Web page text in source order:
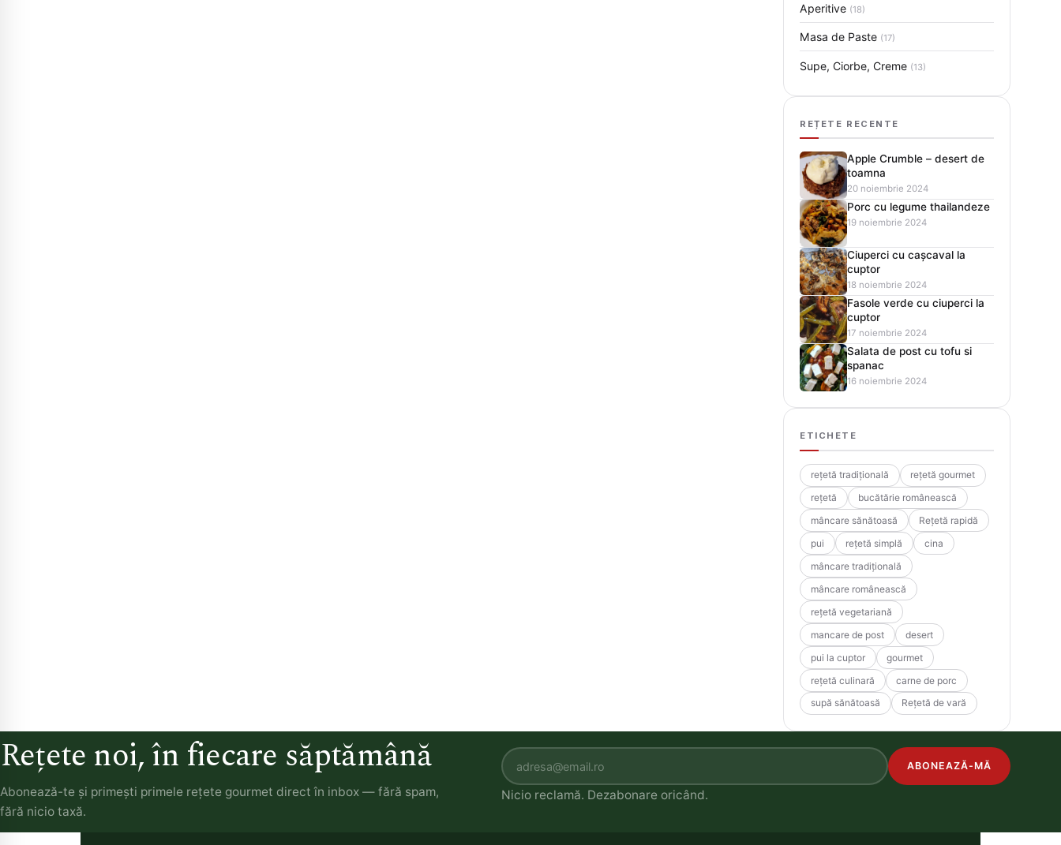
Aperitive (18)
Masa de Paste (17)
Supe, Ciorbe, Creme (13)
REȚETE RECENTE
Apple Crumble – desert de
toamna
20 noiembrie 2024
Porc cu legume thailandeze
19 noiembrie 2024
Ciuperci cu cașcaval la
cuptor
18 noiembrie 2024
Fasole verde cu ciuperci la
cuptor
17 noiembrie 2024
Salata de post cu tofu si
spanac
16 noiembrie 2024
ETICHETE
rețetă tradițională
rețetă gourmet
rețetă
bucătărie românească
mâncare sănătoasă
Rețetă rapidă
pui
rețetă simplă
cina
mâncare tradițională
mâncare românească
rețetă vegetariană
mancare de post
desert
pui la cuptor
gourmet
rețetă culinară
carne de porc
supă sănătoasă
Rețetă de vară
Rețete noi, în fiecare săptămână
Abonează-te și primești primele rețete gourmet direct în inbox — fără spam,
fără nicio taxă.
ABONEAZĂ-MĂ
Nicio reclamă. Dezabonare oricând.